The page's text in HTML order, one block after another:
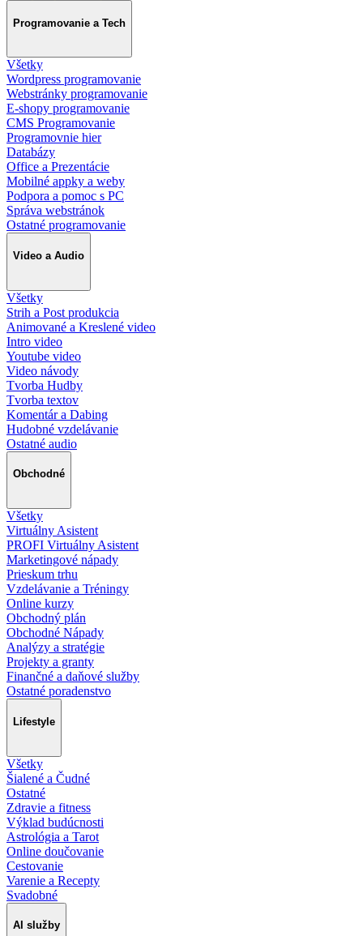
Programovanie a Tech
Všetky
Wordpress programovanie
Webstránky programovanie
E-shopy programovanie
CMS Programovanie
Programovnie hier
Databázy
Office a Prezentácie
Mobilné appky a weby
Podpora a pomoc s PC
Správa webstránok
Ostatné programovanie
Video a Audio
Všetky
Strih a Post produkcia
Animované a Kreslené video
Intro video
Youtube video
Video návody
Tvorba Hudby
Tvorba textov
Komentár a Dabing
Hudobné vzdelávanie
Ostatné audio
Obchodné
Všetky
Virtuálny Asistent
PROFI Virtuálny Asistent
Marketingové nápady
Prieskum trhu
Vzdelávanie a Tréningy
Online kurzy
Obchodný plán
Obchodné Nápady
Analýzy a stratégie
Projekty a granty
Finančné a daňové služby
Ostatné poradenstvo
Lifestyle
Všetky
Šialené a Čudné
Ostatné
Zdravie a fitness
Výklad budúcnosti
Astrológia a Tarot
Online doučovanie
Cestovanie
Varenie a Recepty
Svadobné
AI služby